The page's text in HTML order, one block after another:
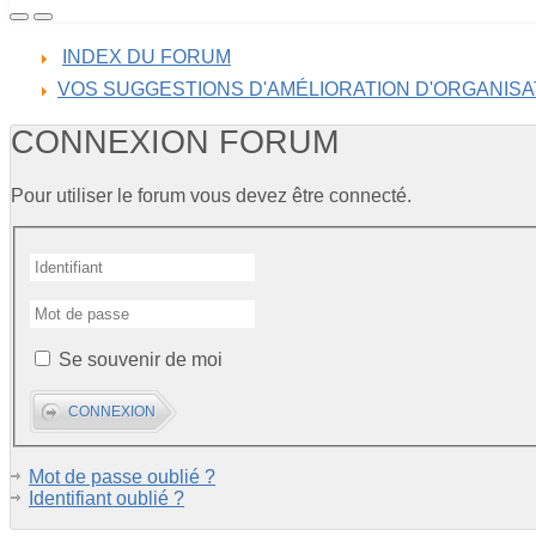
INDEX DU FORUM
VOS SUGGESTIONS D'AMÉLIORATION
CONNEXION FORUM
Pour utiliser le forum vous devez être connecté.
Se souvenir de moi
Mot de passe oublié ?
Identifiant oublié ?